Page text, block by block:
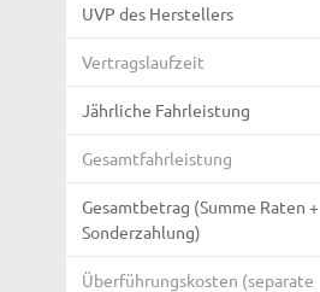
UVP des Herstellers
Vertragslaufzeit
Jährliche Fahrleistung
Gesamtfahrleistung
Gesamtbetrag (Summe Raten +
Sonderzahlung)
Überführungskosten (separate